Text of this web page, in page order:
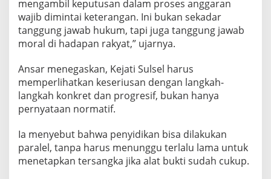
mengambil keputusan dalam proses anggaran
wajib dimintai keterangan. Ini bukan sekadar
tanggung jawab hukum, tapi juga tanggung jawab
moral di hadapan rakyat,” ujarnya.
Ansar menegaskan, Kejati Sulsel harus
memperlihatkan keseriusan dengan langkah-
langkah konkret dan progresif, bukan hanya
pernyataan normatif.
Ia menyebut bahwa penyidikan bisa dilakukan
paralel, tanpa harus menunggu terlalu lama untuk
menetapkan tersangka jika alat bukti sudah cukup.